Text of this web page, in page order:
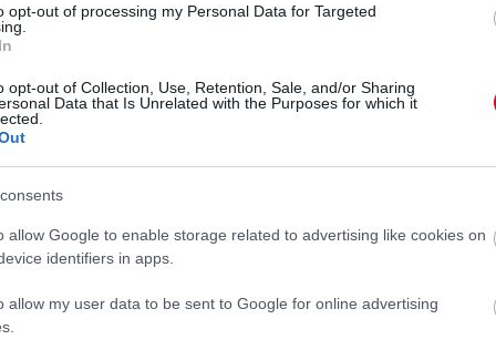
opt-out of processing my Personal Data for Targeted
opt-out of Collection, Use, Retention, Sale, and/or Sharing
Data that Is Unrelated with the Purposes for which it
allow Google to enable storage related to advertising like cookies on
identifiers in apps.
allow my user data to be sent to Google for online advertising
is váratlanul érte honfitársa döntése:
harcolnak ugyan egy kicsit, de a végén
kívülállóként beszélni ilyenről, mert nem
sem. De ez meglepett, és ezáltal
a gyári Ducatinál, ami megkavarhatja a
például az akadémiánkról Francesco
pillanatban sérült meg, mert szerintem
hogy mi fog történni Dovival, folytatja-e